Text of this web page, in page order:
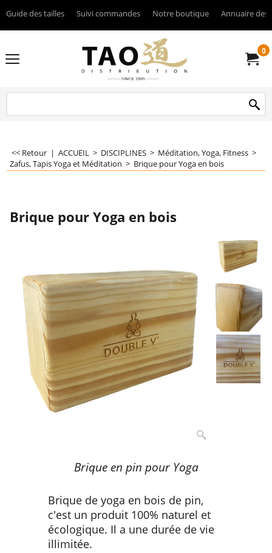
Guide des tailles Suivi commandes Notre boutique Annuaire des
0
<< Retour | ACCUEIL > DISCIPLINES > Méditation, Yoga, Fitness >
Zafus, Tapis Yoga et Méditation > Brique pour Yoga en bois
Brique pour Yoga en bois
Brique en pin pour Yoga
Brique de yoga en bois de pin,
c'est un produit 100% naturel et
écologique. Il a une durée de vie
illimitée.